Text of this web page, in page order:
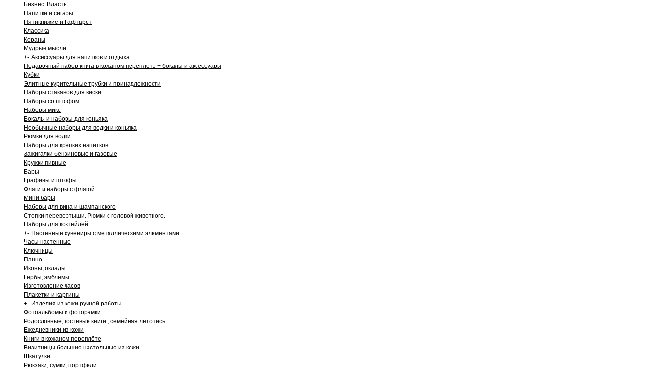
Бизнес. Власть
Напитки и сигары
Пятикнижие и Гафтарот
Классика
Кораны
Мудрые мысли
+- Аксессуары для напитков и отдыха
Подарочный набор книга в кожаном переплете + бокалы и аксессуары
Кубки
Элитные курительные трубки и принадлежности
Наборы стаканов для виски
Наборы со штофом
Наборы микс
Бокалы и наборы для коньяка
Необычные наборы для водки и коньяка
Рюмки для водки
Наборы для крепких напитков
Зажигалки бензиновые и газовые
Кружки пивные
Бары
Графины и штофы
Фляги и наборы с флягой
Мини бары
Наборы для вина и шампанского
Стопки перевертыши. Рюмки с головой животного.
Наборы для коктейлей
+- Настенные сувениры с металлическими элементами
Часы настенные
Ключницы
Панно
Иконы, оклады
Гербы, эмблемы
Изготовление часов
Плакетки и картины
+- Изделия из кожи ручной работы
Фотоальбомы и фоторамки
Родословные, гостевые книги , семейная летопись
Ежедневники из кожи
Книги в кожаном переплёте
Визитницы большие настольные из кожи
Шкатулки
Рюкзаки, сумки, портфели